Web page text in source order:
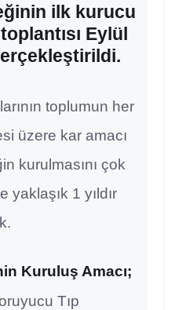
ilk kurucu
Eylül
toplumun her
üzere kar amacı
kurulmasını çok
1 yıldır
Kuruluş Amacı;
Tıp